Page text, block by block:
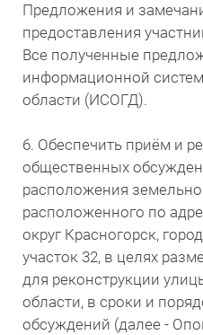
Предложения и
предоставления
Все полученные
информационной
области (ИСОГД).
6. Обеспечить приём и
общественных
расположения
расположенного по
округ Красногорск,
участок 32, в целях
для реконструкции
области, в сроки и
обсуждений (далее -